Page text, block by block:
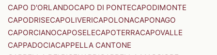
CAPO D'ORLANDOCAPO DI PONTECAPODIMONTE
CAPODRISECAPOLIVERICAPOLONACAPONAGO
CAPORCIANOCAPOSELECAPOTERRACAPOVALLE
CAPPADOCIACAPPELLA CANTONE